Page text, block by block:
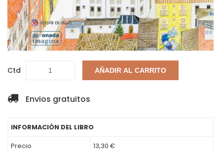
Ctd AÑADIR AL CARRITO
Envios gratuitos
INFORMACIÓN DEL LIBRO
Precio 13,30 €